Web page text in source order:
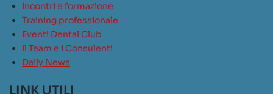
Incontri e formazione
Training professionale
Eventi Dental Club
Il Team e i Consulenti
Daily News
LINK UTILI